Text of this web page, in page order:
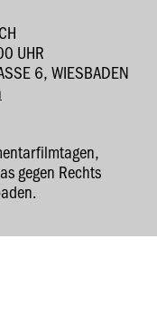
UHR
6, WIESBADEN
gegen Rechts